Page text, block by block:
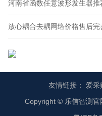
河南省函数任意波形发生器推
放心耦合去耦网络价格售后完
友情链接： 爱采
Copyright © 乐信智测官